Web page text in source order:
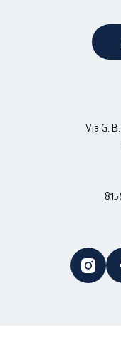
Via G.